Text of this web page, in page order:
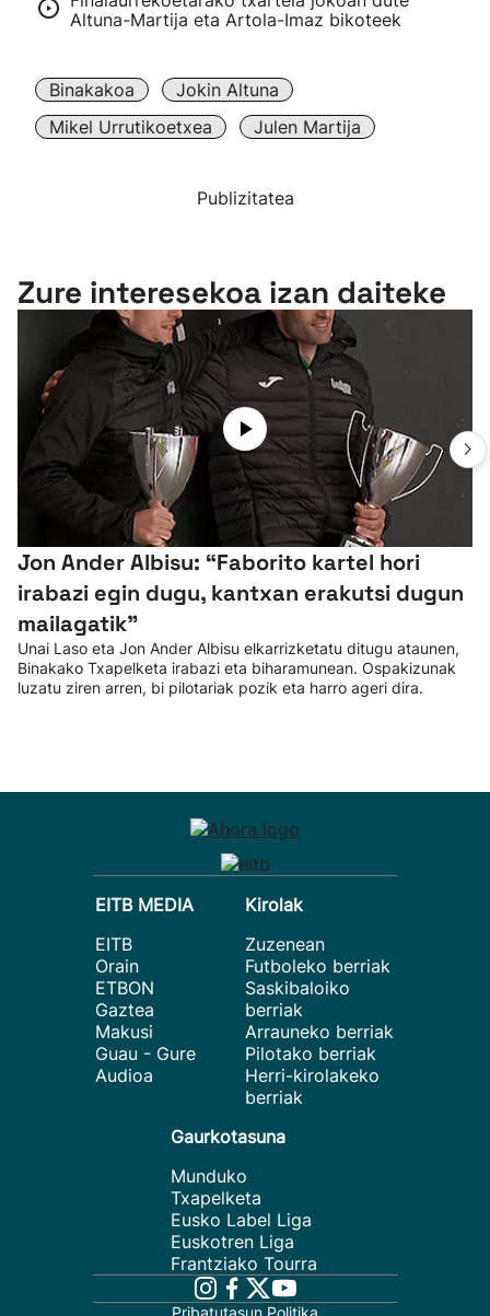
Altuna-Martija eta Artola-Imaz bikoteek
Binakakoa
Jokin Altuna
Mikel Urrutikoetxea
Julen Martija
Publizitatea
Zure interesekoa izan daiteke
Jon Ander Albisu: “Faborito kartel hori
irabazi egin dugu, kantxan erakutsi dugun
mailagatik”
Unai Laso eta Jon Ander Albisu elkarrizketatu ditugu ataunen,
Binakako Txapelketa irabazi eta biharamunean. Ospakizunak
luzatu ziren arren, bi pilotariak pozik eta harro ageri dira.
EITB MEDIA
EITB
Orain
ETBON
Gaztea
Makusi
Guau - Gure
Audioa
Kirolak
Zuzenean
Futboleko berriak
Saskibaloiko
berriak
Arrauneko berriak
Pilotako berriak
Herri-kirolakeko
berriak
Gaurkotasuna
Munduko
Txapelketa
Eusko Label Liga
Euskotren Liga
Frantziako Tourra
Pribatutasun Politika